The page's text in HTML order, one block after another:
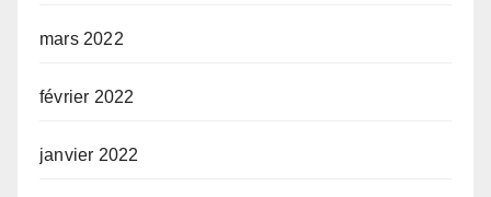
mars 2022
février 2022
janvier 2022